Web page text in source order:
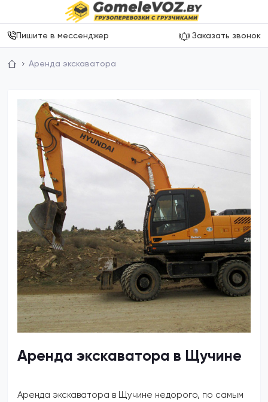
Пишите в мессенджер Заказать звонок
Аренда экскаватора
Аренда экскаватора в Щучине
Аренда экскаватора в Щучине недорого, по самым